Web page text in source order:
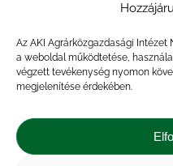
Az AKI Agrárközgazdasági
a weboldal működtetése,
végzett tevékenység nyomon
megjelenítése érdekében.
2026.07.28.
Közel
A végéhez
2026.07.21.